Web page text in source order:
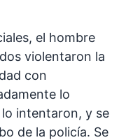
el hombre
violentaron la
con
lo
intentaron, y se
de la policía. Se